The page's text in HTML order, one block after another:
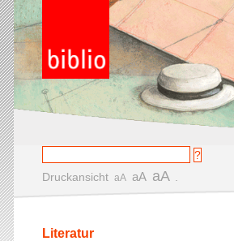
Druckansicht aA aA aA
Literatur